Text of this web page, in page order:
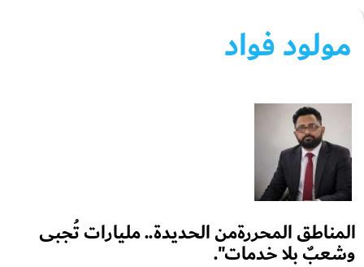
مولود فواد
المناطق المحررةمن الحديدة.. مليارات تُجبى
وشعبٌ بلا خدمات".